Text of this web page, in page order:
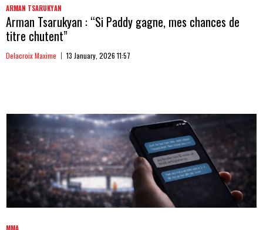
ARMAN TSARUKYAN
Arman Tsarukyan : “Si Paddy gagne, mes chances de
titre chutent”
Delacroix Maxime 13 January, 2026 11:57